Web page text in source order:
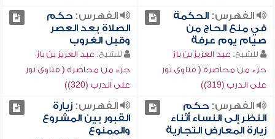
الفهرس:الحكمة
في منع الحاج من
صيام يوم عرفة
للشيخ: عبد العزيز بن باز
جزء من محاضرة ( فتاوى نور
على الدرب (319))
الفهرس:حكم
الصلاة بعد العصر
وقبل الغروب
للشيخ: عبد العزيز بن باز
جزء من محاضرة ( فتاوى نور
على الدرب (320))
الفهرس:حكم
النظر إلى النساء أثناء
زيارة المعارض التجارية
الفهرس:زيارة
القبور بين المشروع
والممنوع